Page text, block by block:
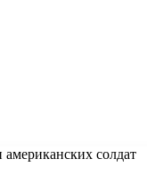
солдат